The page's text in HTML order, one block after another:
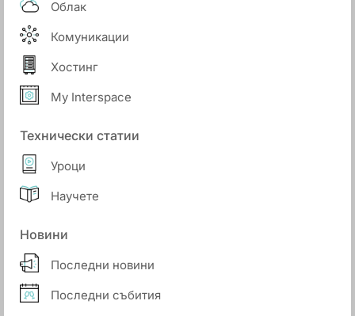
Облак
Комуникации
Хостинг
My Interspace
Технически статии
Уроци
Научете
Новини
Последни новини
Последни събития